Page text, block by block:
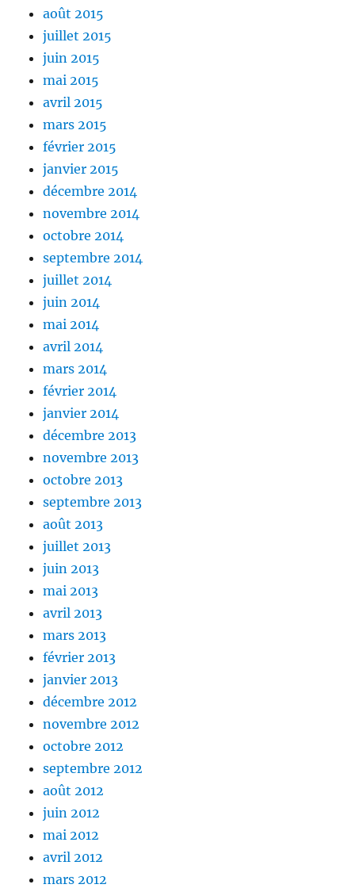
août 2015
juillet 2015
juin 2015
mai 2015
avril 2015
mars 2015
février 2015
janvier 2015
décembre 2014
novembre 2014
octobre 2014
septembre 2014
juillet 2014
juin 2014
mai 2014
avril 2014
mars 2014
février 2014
janvier 2014
décembre 2013
novembre 2013
octobre 2013
septembre 2013
août 2013
juillet 2013
juin 2013
mai 2013
avril 2013
mars 2013
février 2013
janvier 2013
décembre 2012
novembre 2012
octobre 2012
septembre 2012
août 2012
juin 2012
mai 2012
avril 2012
mars 2012